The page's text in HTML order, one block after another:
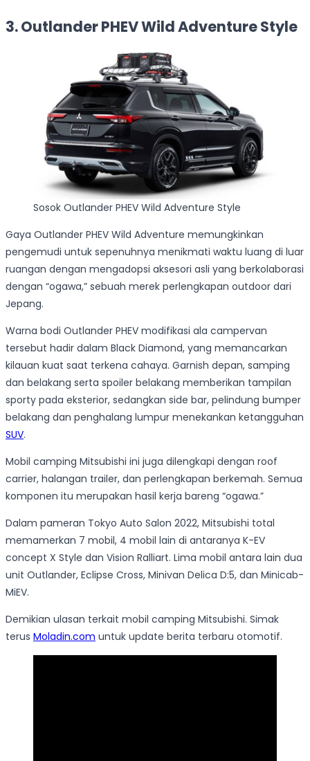
3. Outlander PHEV Wild Adventure Style
Sosok Outlander PHEV Wild Adventure Style
Gaya Outlander PHEV Wild Adventure memungkinkan
pengemudi untuk sepenuhnya menikmati waktu luang di luar
ruangan dengan mengadopsi aksesori asli yang berkolaborasi
dengan “ogawa,” sebuah merek perlengkapan outdoor dari
Jepang.
Warna bodi Outlander PHEV modifikasi ala campervan
tersebut hadir dalam Black Diamond, yang memancarkan
kilauan kuat saat terkena cahaya. Garnish depan, samping
dan belakang serta spoiler belakang memberikan tampilan
sporty pada eksterior, sedangkan side bar, pelindung bumper
belakang dan penghalang lumpur menekankan ketangguhan
SUV.
Mobil camping Mitsubishi ini juga dilengkapi dengan roof
carrier, halangan trailer, dan perlengkapan berkemah. Semua
komponen itu merupakan hasil kerja bareng “ogawa.”
Dalam pameran Tokyo Auto Salon 2022, Mitsubishi total
memamerkan 7 mobil, 4 mobil lain di antaranya K-EV
concept X Style dan Vision Ralliart. Lima mobil antara lain dua
unit Outlander, Eclipse Cross, Minivan Delica D:5, dan Minicab-
MiEV.
Demikian ulasan terkait mobil camping Mitsubishi. Simak
terus Moladin.com untuk update berita terbaru otomotif.